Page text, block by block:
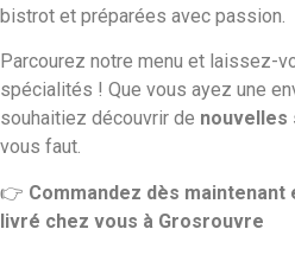
bistrot et préparées avec passion.
Parcourez notre menu et laissez-
spécialités ! Que vous ayez une
souhaitiez découvrir de nouvelles
vous faut.
👉 Commandez dès maintenant
livré chez vous à Grosrouvre